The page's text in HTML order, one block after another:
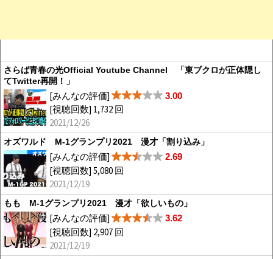
さらば青春の光Official Youtube Channel 「東ブクロが正体隠し
てTwitter再開！」
[みんなの評価] 3.00
[視聴回数] 1,732 回
2021/12/26
オズワルド M-1グランプリ2021 漫才「割り込み」
[みんなの評価] 2.69
[視聴回数] 5,080 回
2021/12/19
もも M-1グランプリ2021 漫才「欲しいもの」
[みんなの評価] 3.62
[視聴回数] 2,907 回
2021/12/19